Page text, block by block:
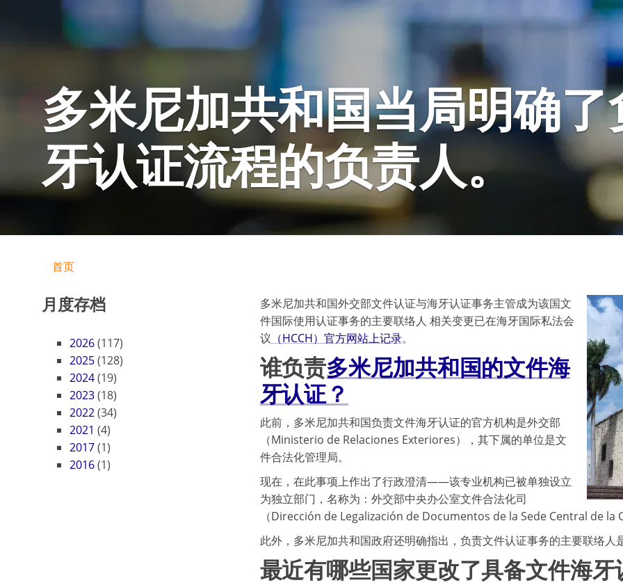
多米尼加共和国当局明确
牙认证流程的负责人。
首页
月度存档
2026(117)
2025(128)
2024(19)
2023(18)
2022(34)
2021 (4)
2017(1)
2016(1)
多米尼加共和国外交部文件认证与海牙认证事务主管成为该国文
件国际使用认证事务的主要联络人 相关变更已在海牙国际私法会
议 （HCCH）官方网站上记录。
谁负责多米尼加共和国的文件海
牙认证？
此前，多米尼加共和国负责文件海牙认证的官方机构是外交部
（Ministerio de Relaciones Exteriores），其下属的单位是文
件合法化管理局。
现在，在此事项上作出了行政澄清——该专业机构已被单独设立
为独立部门，名称为：外交部中央办公室文件合法化司
（Dirección de Legalización de Documentos de la Sede Central de la
此外，多米尼加共和国政府还明确指出，负责文件认证事务的主要联络
最近有哪些国家更改了具备文件海